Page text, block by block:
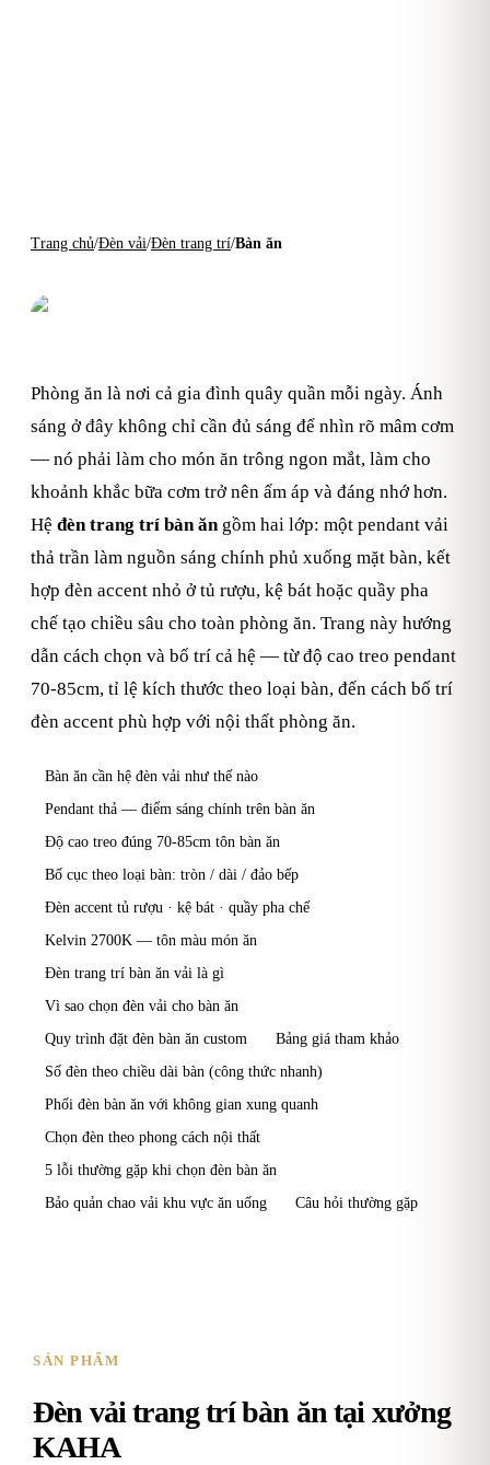
Trang chủ/Đèn vải/Đèn trang trí/Bàn ăn
Phòng ăn là nơi cả gia đình quây quần mỗi ngày. Ánh
sáng ở đây không chỉ cần đủ sáng để nhìn rõ mâm cơm
— nó phải làm cho món ăn trông ngon mắt, làm cho
khoảnh khắc bữa cơm trở nên ấm áp và đáng nhớ hơn.
Hệ đèn trang trí bàn ăn gồm hai lớp: một pendant vải
thả trần làm nguồn sáng chính phủ xuống mặt bàn, kết
hợp đèn accent nhỏ ở tủ rượu, kệ bát hoặc quầy pha
chế tạo chiều sâu cho toàn phòng ăn. Trang này hướng
dẫn cách chọn và bố trí cả hệ — từ độ cao treo pendant
70-85cm, tỉ lệ kích thước theo loại bàn, đến cách bố trí
đèn accent phù hợp với nội thất phòng ăn.
Bàn ăn cần hệ đèn vải như thế nào
Pendant thả — điểm sáng chính trên bàn ăn
Độ cao treo đúng 70-85cm tôn bàn ăn
Bố cục theo loại bàn: tròn / dài / đảo bếp
Đèn accent tủ rượu · kệ bát · quầy pha chế
Kelvin 2700K — tôn màu món ăn
Đèn trang trí bàn ăn vải là gì
Vì sao chọn đèn vải cho bàn ăn
Quy trình đặt đèn bàn ăn custom
Bảng giá tham khảo
Số đèn theo chiều dài bàn (công thức nhanh)
Phối đèn bàn ăn với không gian xung quanh
Chọn đèn theo phong cách nội thất
5 lỗi thường gặp khi chọn đèn bàn ăn
Bảo quản chao vải khu vực ăn uống
Câu hỏi thường gặp
SẢN PHẨM
Đèn vải trang trí bàn ăn tại xưởng
KAHA